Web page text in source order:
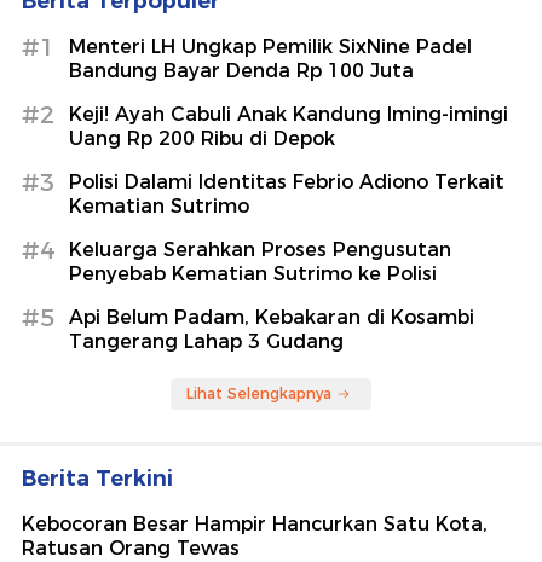
#1
Menteri LH Ungkap Pemilik SixNine Padel
Bandung Bayar Denda Rp 100 Juta
#2
Keji! Ayah Cabuli Anak Kandung Iming-imingi
Uang Rp 200 Ribu di Depok
#3
Polisi Dalami Identitas Febrio Adiono Terkait
Kematian Sutrimo
#4
Keluarga Serahkan Proses Pengusutan
Penyebab Kematian Sutrimo ke Polisi
#5
Api Belum Padam, Kebakaran di Kosambi
Tangerang Lahap 3 Gudang
Lihat Selengkapnya
Berita Terkini
Kebocoran Besar Hampir Hancurkan Satu Kota,
Ratusan Orang Tewas